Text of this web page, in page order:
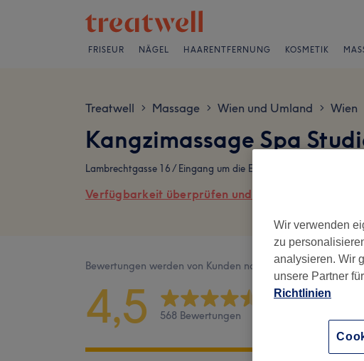
FRISEUR NÄGEL HAARENTFERNUNG KOSMETIK
Treatwell > Massage > Wien und Umland > Wien
Kangzimassage Spa
Lambrechtgasse 16 / Eingang um die Ecke, 1040 Wien, 4. Bezirk
Verfügbarkeit überprüfen und online buchen
Bewertungen werden von Kunden nach ihrem Besuch
4,5 568 Bewertungen
Wir verwenden
zu
analysieren. Wir
unsere Partner
Richtlinien